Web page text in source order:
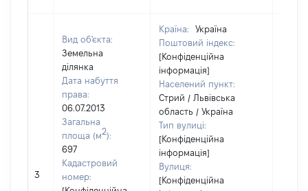
3
Вид об'єкта:
Земельна
ділянка
Дата набуття
права:
06.07.2013
Загальна
площа (м2):
697
Кадастровий
номер:
Країна:
Україна
Поштовий індекс:
[Конфіденційна
інформація]
Населений пункт:
Стрий / Львівська
область / Україна
Тип вулиці:
[Конфіденційна
інформація]
Вулиця:
[Конфіденційна